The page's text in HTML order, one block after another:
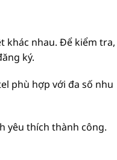
khác nhau. Để kiểm tra,
ký.
phù hợp với đa số nhu
yêu thích thành công.